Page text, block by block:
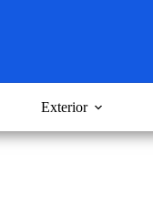
Exterior